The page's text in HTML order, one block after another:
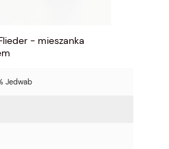
- mieszanka
Jedwab